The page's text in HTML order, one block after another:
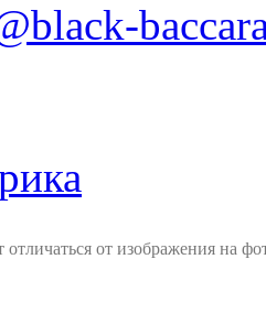
от изображения на